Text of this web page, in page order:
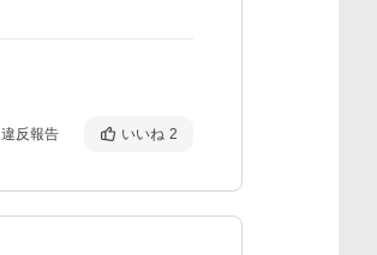
違反報告 いいね 2